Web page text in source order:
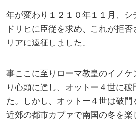
年が変わり１２１０年１１月、シ
ドリヒに臣従を求め、これが拒
リアに遠征しました。
事ここに至りローマ教皇のイノケ
り心頭に達し、オットー４世に破
た。しかし、オットー４世は破門
近郊の都市カブァで南国の冬を楽